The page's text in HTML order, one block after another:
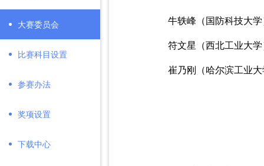
大赛委员会
比赛科目设置
参赛办法
奖项设置
下载中心
牛轶峰（国防科技大
符文星（西北工业大
崔乃刚（哈尔滨工业